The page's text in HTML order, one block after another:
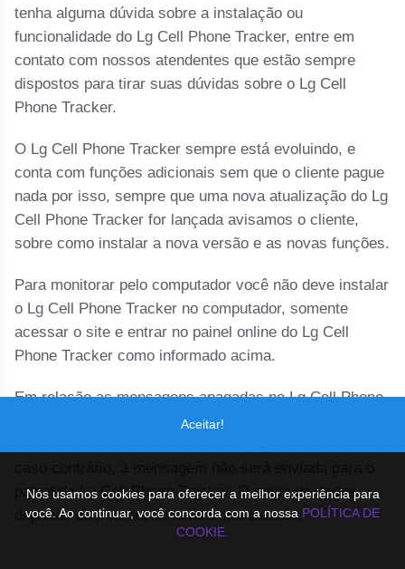
tenha alguma dúvida sobre a instalação ou
funcionalidade do Lg Cell Phone Tracker, entre em
contato com nossos atendentes que estão sempre
dispostos para tirar suas dúvidas sobre o Lg Cell
Phone Tracker.
O Lg Cell Phone Tracker sempre está evoluindo, e
conta com funções adicionais sem que o cliente pague
nada por isso, sempre que uma nova atualização do Lg
Cell Phone Tracker for lançada avisamos o cliente,
sobre como instalar a nova versão e as novas funções.
Para monitorar pelo computador você não deve instalar
o Lg Cell Phone Tracker no computador, somente
acessar o site e entrar no painel online do Lg Cell
Phone Tracker como informado acima.
Em relação as mensagens apagadas no Lg Cell Phone
Tracker, se a mensagem for enviada ao painel do Lg
painel do Lg Cell Phone Tracker. O envio de dados
depende da internet do celular monitorado.
Aceitar!
Nós usamos cookies para oferecer a melhor experiência para
você. Ao continuar, você concorda com a nossa POLÍTICA DE
COOKIE.